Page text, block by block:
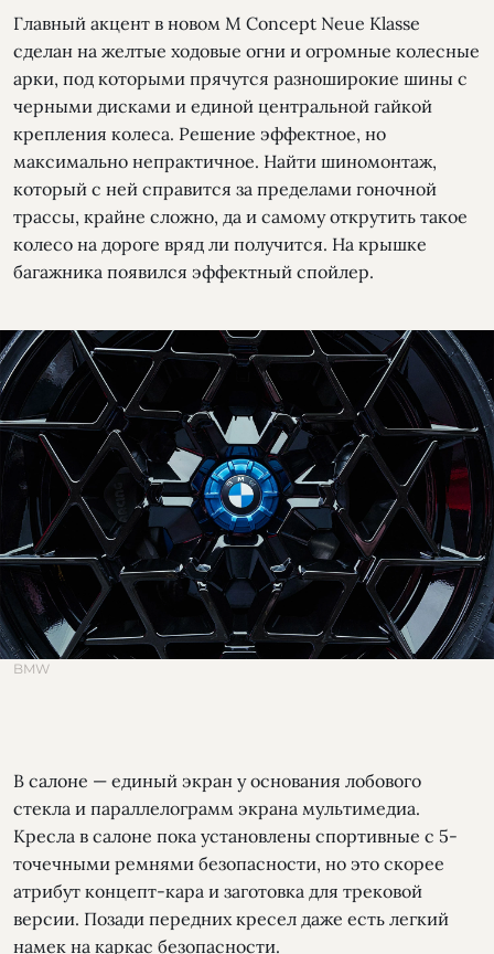
Главный акцент в новом M Concept Neue Klasse
сделан на желтые ходовые огни и огромные колесные
арки, под которыми прячутся разноширокие шины с
черными дисками и единой центральной гайкой
крепления колеса. Решение эффектное, но
максимально непрактичное. Найти шиномонтаж,
который с ней справится за пределами гоночной
трассы, крайне сложно, да и самому открутить такое
колесо на дороге вряд ли получится. На крышке
багажника появился эффектный спойлер.
BMW
В салоне — единый экран у основания лобового
стекла и параллелограмм экрана мультимедиа.
Кресла в салоне пока установлены спортивные с 5-
точечными ремнями безопасности, но это скорее
атрибут концепт-кара и заготовка для трековой
версии. Позади передних кресел даже есть легкий
намек на каркас безопасности.